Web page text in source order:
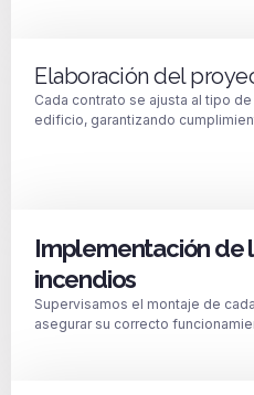
Elaboración del
Cada contrato se ajusta al tipo
edificio, garantizando
Implementación de
incendios
Supervisamos el montaje de
asegurar su correcto